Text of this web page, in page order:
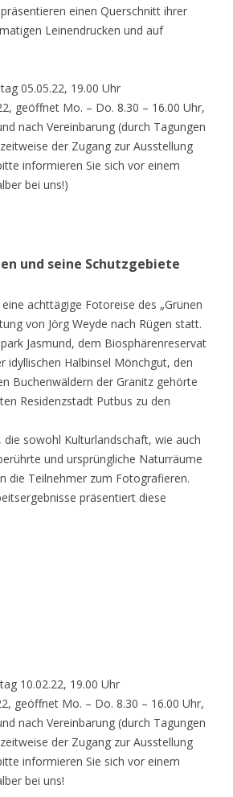
einen Querschnitt ihrer
Leinendrucken und auf
05.05.22, 19.00 Uhr
geöffnet Mo. – Do. 8.30 – 16.00 Uhr,
nach Vereinbarung (durch Tagungen
der Zugang zur Ausstellung
informieren Sie sich vor einem
bei uns!)
und seine Schutzgebiete
achttägige Fotoreise des „Grünen
von Jörg Weyde nach Rügen statt.
Jasmund, dem Biosphärenreservat
idyllischen Halbinsel Mönchgut, den
Buchenwäldern der Granitz gehörte
Residenzstadt Putbus zu den
die sowohl Kulturlandschaft, wie auch
und ursprüngliche Naturräume
die Teilnehmer zum Fotografieren.
präsentiert diese
10.02.22, 19.00 Uhr
geöffnet Mo. – Do. 8.30 – 16.00 Uhr,
nach Vereinbarung (durch Tagungen
der Zugang zur Ausstellung
informieren Sie sich vor einem
bei uns!